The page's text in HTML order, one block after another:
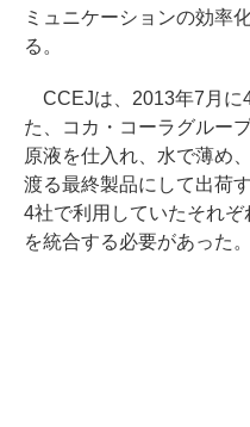
ミュニケーションの効率
る。
CCEJは、2013年7月に
た、コカ・コーラグルー
原液を仕入れ、水で薄め
渡る最終製品にして出荷
4社で利用していたそれ
を統合する必要があった。